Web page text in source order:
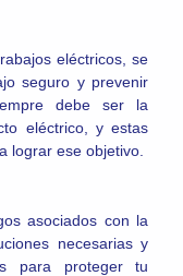
eléctricos, se
seguro y prevenir
debe ser la
eléctrico, y estas
lograr ese objetivo.
asociados con la
necesarias y
para proteger tu